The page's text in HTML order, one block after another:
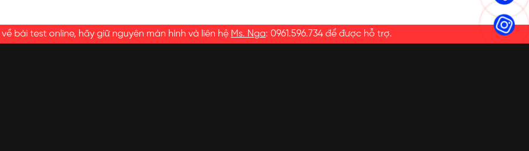
bài test online, hãy giữ nguyên màn hình và liên hệ Ms. Nga: 0961.596.734 để được hỗ trợ.